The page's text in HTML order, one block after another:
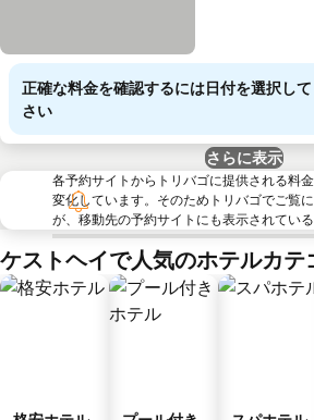
正確な料金を確認するには日付を選択し
さい
さらに表示
各予約サイトからトリバゴに提供される料
変化しています。そのためトリバゴでご覧
が、移動先の予約サイトにも表示されている
ケストヘイで人気のホテルカテ